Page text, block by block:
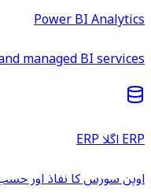
Power BI Analytics
managed BI services.
ERP اگلا ERP
اوپن سورس کا نفاذ اور